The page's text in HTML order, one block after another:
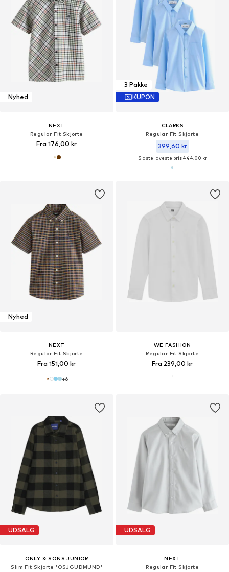
Nyhed
NEXT
Regular Fit Skjorte
Fra 176,00 kr
3 Pakke
KUPON
CLARKS
Regular Fit Skjorte
399,60 kr
Sidste laveste pris:444,00 kr
Nyhed
NEXT
Regular Fit Skjorte
Fra 151,00 kr
+6
WE FASHION
Regular Fit Skjorte
Fra 239,00 kr
UDSALG
ONLY & SONS JUNIOR
Slim Fit Skjorte 'OSJGUDMUND'
UDSALG
NEXT
Regular Fit Skjorte